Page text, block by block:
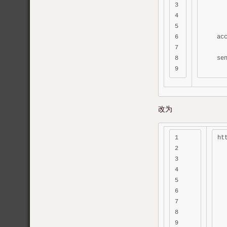
3
4
5
6
7
8
改为
1
2
3
4
5
6
7
8
9